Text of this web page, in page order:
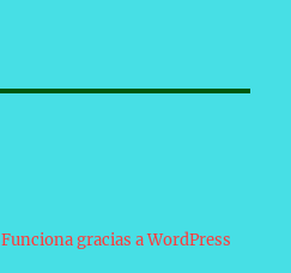
Funciona gracias a WordPress